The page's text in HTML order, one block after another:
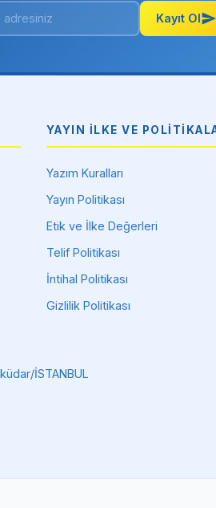
Kayıt Ol
YAYIN İLKE VE
Yazım Kuralları
Yayın Politikası
Etik ve İlke Değerleri
Telif Politikası
İntihal Politikası
Gizlilik Politikası
İSTANBUL